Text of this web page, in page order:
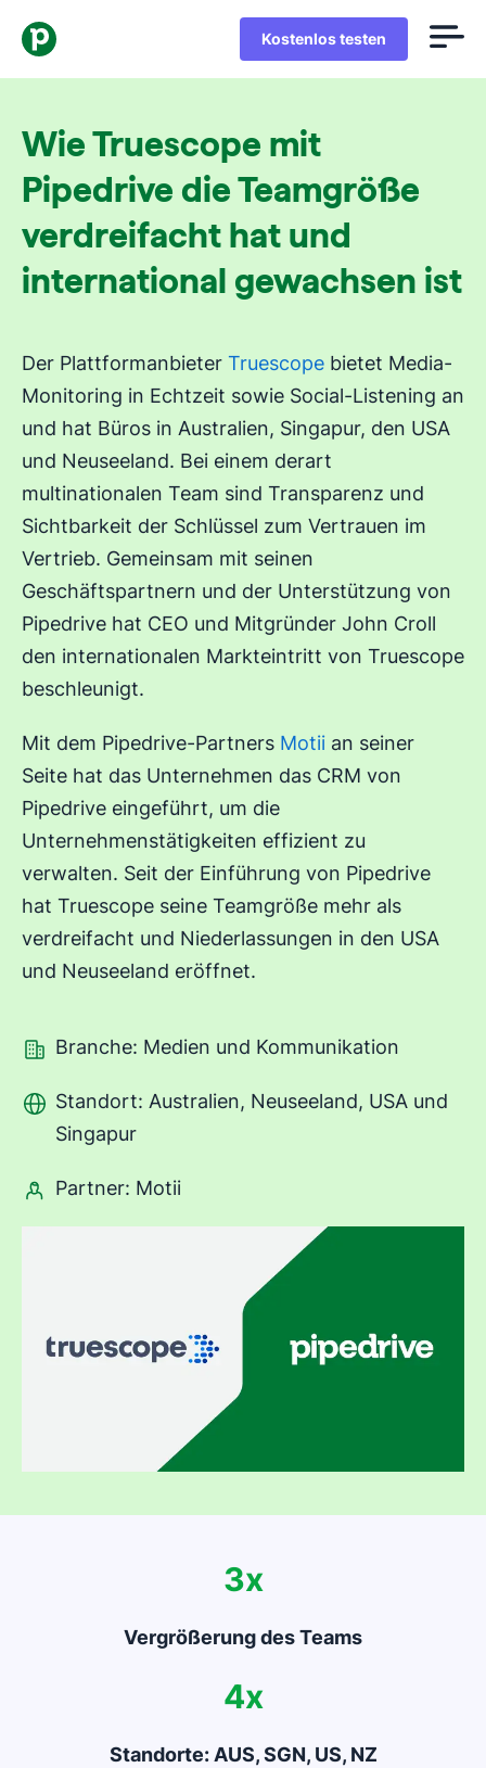
Kostenlos testen
Wie Truescope mit
Pipedrive die Teamgröße
verdreifacht hat und
international gewachsen ist
Der Plattformanbieter Truescope bietet Media-
Monitoring in Echtzeit sowie Social-Listening an
und hat Büros in Australien, Singapur, den USA
und Neuseeland. Bei einem derart
multinationalen Team sind Transparenz und
Sichtbarkeit der Schlüssel zum Vertrauen im
Vertrieb. Gemeinsam mit seinen
Geschäftspartnern und der Unterstützung von
Pipedrive hat CEO und Mitgründer John Croll
den internationalen Markteintritt von Truescope
beschleunigt.
Mit dem Pipedrive-Partners Motii an seiner
Seite hat das Unternehmen das CRM von
Pipedrive eingeführt, um die
Unternehmenstätigkeiten effizient zu
verwalten. Seit der Einführung von Pipedrive
hat Truescope seine Teamgröße mehr als
verdreifacht und Niederlassungen in den USA
und Neuseeland eröffnet.
Branche: Medien und Kommunikation
Standort: Australien, Neuseeland, USA und
Singapur
Partner: Motii
3x
Vergrößerung des Teams
4x
Standorte: AUS, SGN, US, NZ